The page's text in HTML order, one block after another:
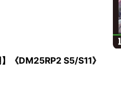
《DM25RP2 S5/S11》